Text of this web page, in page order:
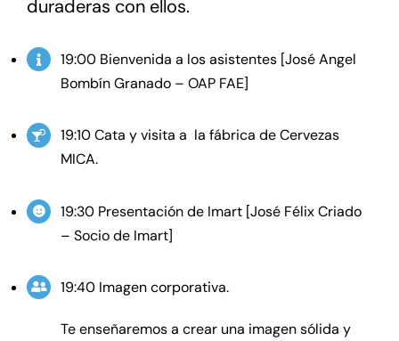
duraderas con ellos.
19:00 Bienvenida a los asistentes [José Angel
Bombín Granado – OAP FAE]
19:10 Cata y visita a la fábrica de Cervezas
MICA.
19:30 Presentación de Imart [José Félix Criado
– Socio de Imart]
19:40 Imagen corporativa.
Te enseñaremos a crear una imagen sólida y